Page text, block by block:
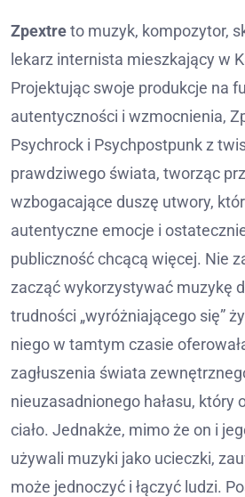
Zpextreto muzyk, kompozytor,
lekarz internista mieszkający w
Projektując swoje produkcje na
autentyczności i wzmocnienia,
Psychrock i Psychpostpunk z
prawdziwego świata, tworząc
wzbogacające duszę utwory,
autentyczne emocje i
publiczność chcącą więcej. Nie
zacząć wykorzystywać muzykę
trudności „wyróżniającego się”
niego w tamtym czasie
zagłuszenia świata
nieuzasadnionego hałasu, który
ciało. Jednakże, mimo że on i
używali muzyki jako ucieczki,
może jednoczyć i łączyć ludzi.